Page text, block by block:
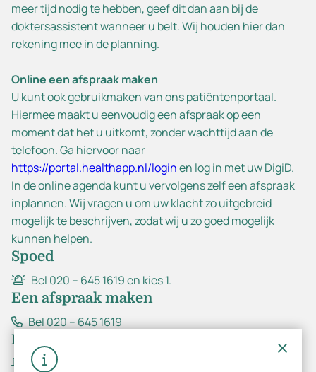
meer tijd nodig te hebben, geef dit dan aan bij de
doktersassistent wanneer u belt. Wij houden hier dan
rekening mee in de planning.
Online een afspraak maken
U kunt ook gebruikmaken van ons patiëntenportaal.
Hiermee maakt u eenvoudig een afspraak op een
moment dat het u uitkomt, zonder wachttijd aan de
telefoon. Ga hiervoor naar
https://portal.healthapp.nl/loginen log in met uw DigiD.
In de online agenda kunt u vervolgens zelf een afspraak
inplannen. Wij vragen u om uw klacht zo uitgebreid
mogelijk te beschrijven, zodat wij u zo goed mogelijk
kunnen helpen.
Spoed
Bel 020 – 645 1619 en kies 1.
Een afspraak maken
Bel 020 – 645 1619
Inloggen patiëntenportaal
Ga naar https://portal.healthapp.nl/login